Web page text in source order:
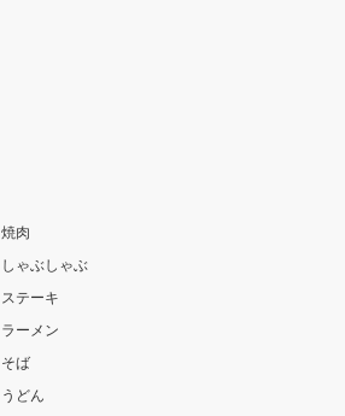
焼肉
しゃぶしゃぶ
ステーキ
ラーメン
そば
うどん